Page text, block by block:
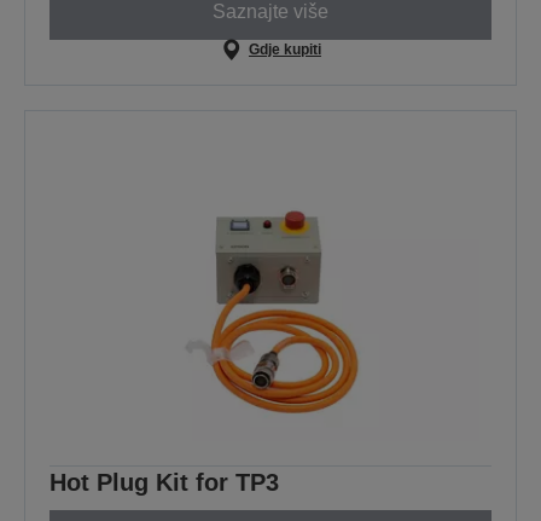
Saznajte više
Gdje kupiti
Hot Plug Kit for TP3